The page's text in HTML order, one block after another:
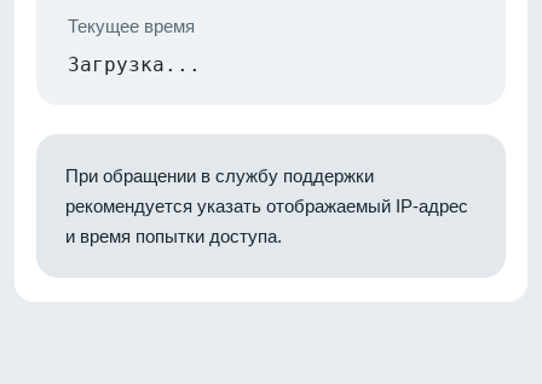
Текущее время
Загрузка...
При обращении в службу поддержки
рекомендуется указать отображаемый IP-адрес
и время попытки доступа.